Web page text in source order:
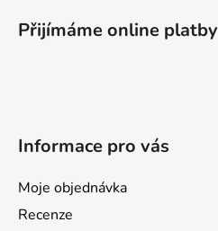
Přijímáme online platby
Informace pro vás
Moje objednávka
Recenze